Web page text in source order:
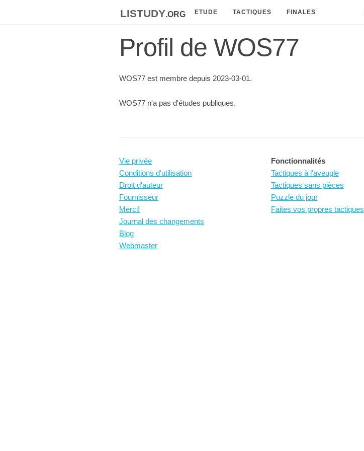
listudy.org ETUDE TACTIQUES FINALES
Profil de WOS77
WOS77 est membre depuis 2023-03-01.
WOS77 n'a pas d'études publiques.
Vie privée
Conditions d'utilisation
Droit d'auteur
Fournisseur
Merci!
Journal des changements
Blog
Webmaster
Fonctionnalités
Tactiques à l'aveugle
Tactiques sans pièces
Puzzle du jour
Faites vos propres tactiques